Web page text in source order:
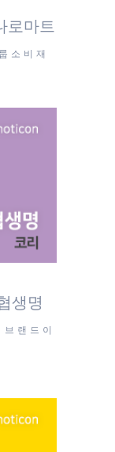
로마트
소비재
생명
랜드이